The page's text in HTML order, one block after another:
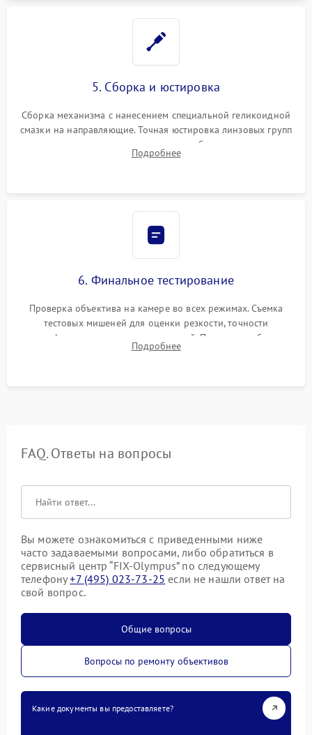
5. Сборка и юстировка
Сборка механизма с нанесением специальной геликоидной
смазки на направляющие. Точная юстировка линзовых групп
программным или механическим способом для устранения
бэк
Подробнее
6. Финальное тестирование
Проверка объектива на камере во всех режимах. Съемка
тестовых мишеней для оценки резкости, точности
автофокуса и отсутствия искажений. Проверка работы
диафрагмы на закрытых значениях и тестирование
Подробнее
FAQ. Ответы на вопросы
Вы можете ознакомиться с приведенными ниже
часто задаваемыми вопросами, либо обратиться в
сервисный центр “FIX-Olympus” по следующему
телефону+7 (495) 023-73-25 если не нашли ответ на
свой вопрос.
Общие вопросы
Вопросы по ремонту объективов
Какие документы вы предоставляете?